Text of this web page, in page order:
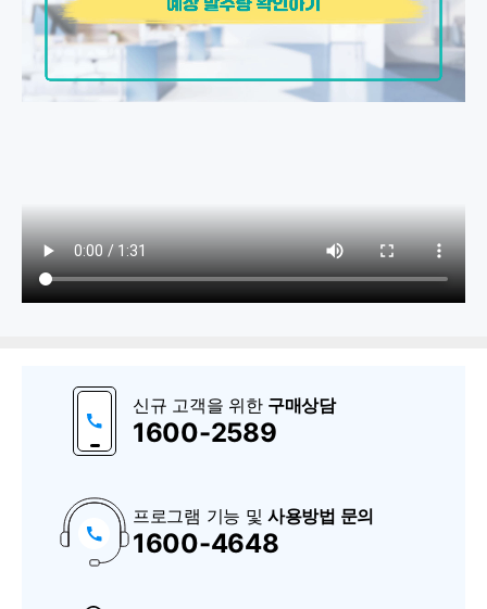
수불내역 확인
의료기기 공급내역보고 (UDI)
로트/시리얼번호 수불내역
구
매
신규 고객을 위한 구매상담
1600-2589
프로그램 기능 및 사용방법 문의
1600-4648